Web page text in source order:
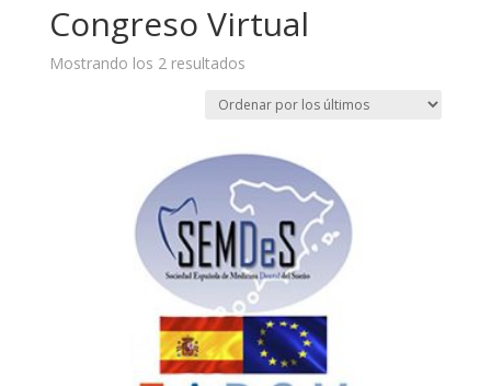
Congreso Virtual
Mostrando los 2 resultadosOrdenado
los